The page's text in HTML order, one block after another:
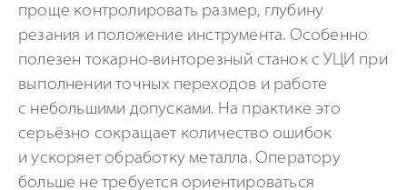
проще контролировать размер, глубину
резания и положение инструмента. Особенно
полезен токарно-винторезный станок с УЦИ при
выполнении точных переходов и работе
с небольшими допусками. На практике это
серьёзно сокращает количество ошибок
и ускоряет обработку металла. Оператору
больше не требуется ориентироваться